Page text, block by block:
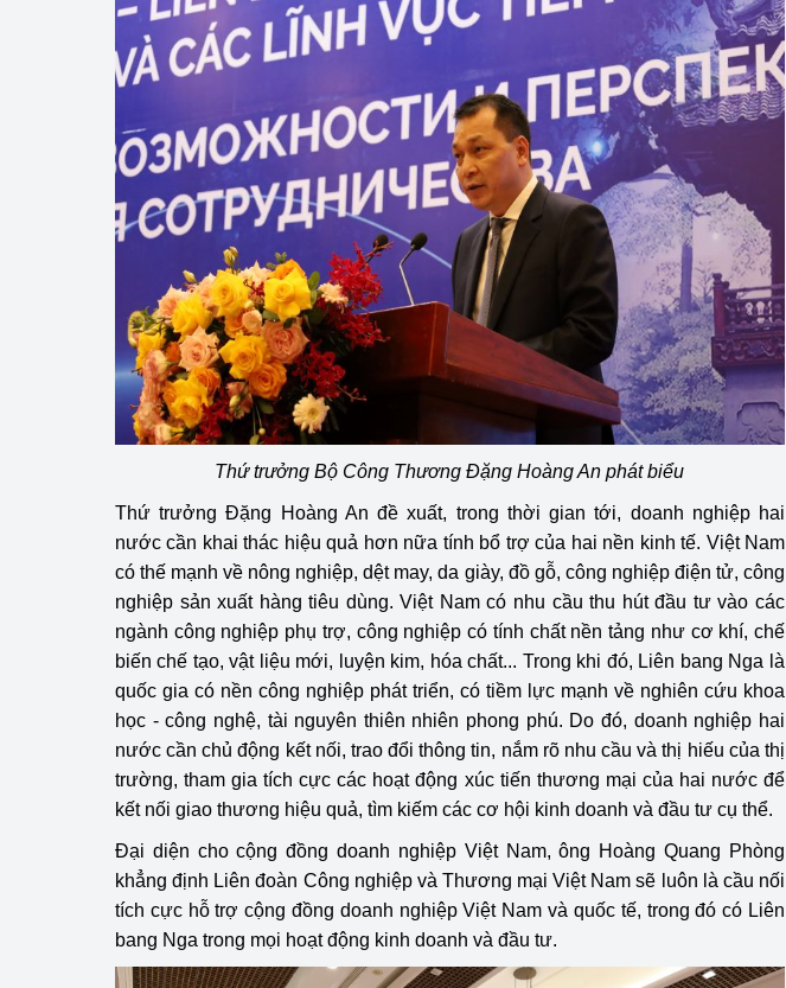
Thứ trưởng Bộ Công Thương Đặng Hoàng An phát biểu
Thứ trưởng Đặng Hoàng An đề xuất, trong thời gian tới, doanh nghiệp hai
nước cần khai thác hiệu quả hơn nữa tính bổ trợ của hai nền kinh tế. Việt Nam
có thế mạnh về nông nghiệp, dệt may, da giày, đồ gỗ, công nghiệp điện tử, công
nghiệp sản xuất hàng tiêu dùng. Việt Nam có nhu cầu thu hút đầu tư vào các
ngành công nghiệp phụ trợ, công nghiệp có tính chất nền tảng như cơ khí, chế
biến chế tạo, vật liệu mới, luyện kim, hóa chất... Trong khi đó, Liên bang Nga là
quốc gia có nền công nghiệp phát triển, có tiềm lực mạnh về nghiên cứu khoa
học - công nghệ, tài nguyên thiên nhiên phong phú. Do đó, doanh nghiệp hai
nước cần chủ động kết nối, trao đổi thông tin, nắm rõ nhu cầu và thị hiếu của thị
trường, tham gia tích cực các hoạt động xúc tiến thương mại của hai nước để
kết nối giao thương hiệu quả, tìm kiếm các cơ hội kinh doanh và đầu tư cụ thể.
Đại diện cho cộng đồng doanh nghiệp Việt Nam, ông Hoàng Quang Phòng
khẳng định Liên đoàn Công nghiệp và Thương mại Việt Nam sẽ luôn là cầu nối
tích cực hỗ trợ cộng đồng doanh nghiệp Việt Nam và quốc tế, trong đó có Liên
bang Nga trong mọi hoạt động kinh doanh và đầu tư.